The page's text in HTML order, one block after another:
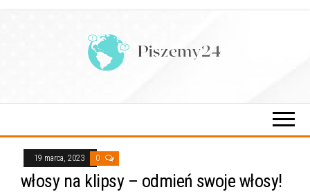
19 marca, 2023 0
włosy na klipsy – odmień swoje włosy!